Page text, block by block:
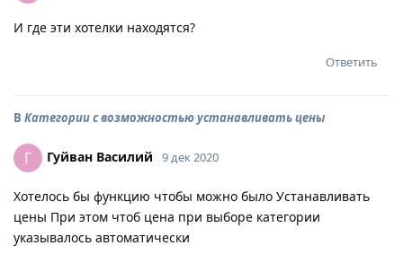
И где эти хотелки находятся?
Ответить
В Категории с возможностью устанавливать цены
Г Гуйван Василий 9 дек 2020
Хотелось бы функцию чтобы можно было Устанавливать
цены При этом чтоб цена при выборе категории
указывалось автоматически